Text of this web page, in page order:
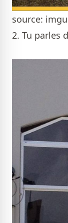
source:
2. Tu parles